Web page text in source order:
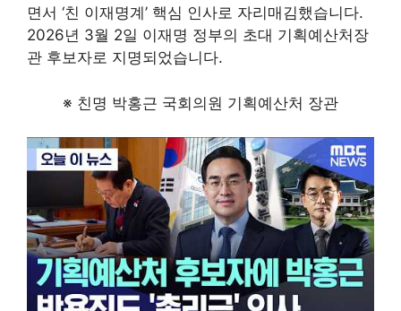
면서 ‘친 이재명계’ 핵심 인사로 자리매김했습니다.
2026년 3월 2일 이재명 정부의 초대 기획예산처장
관 후보자로 지명되었습니다.
※ 친명 박홍근 국회의원 기획예산처 장관